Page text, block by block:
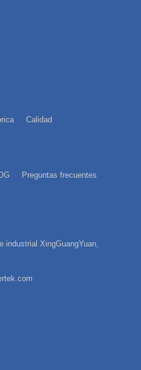
Calidad
Preguntas frecuentes
industrial XingGuangYuan,